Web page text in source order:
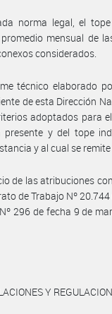
norma legal, el
mensual de
considerados.
técnico elaborado
de esta Dirección
adoptados para
y del tope
y al cual se
de las atribuciones
de Trabajo Nº
296 de fecha 9 de
Y